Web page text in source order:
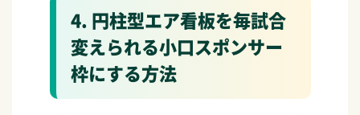
4. 円柱型エア看板を毎試合
変えられる小口スポンサー
枠にする方法